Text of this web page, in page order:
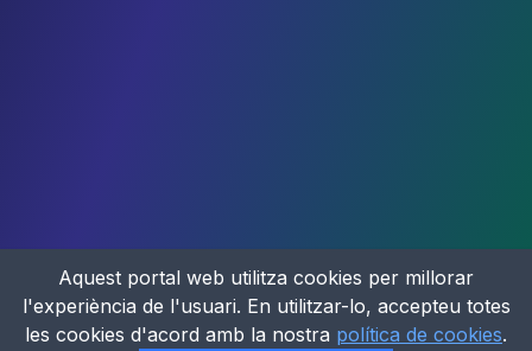
Aquest portal web utilitza cookies per millorar
l'experiència de l'usuari. En utilitzar-lo, accepteu totes
les cookies d'acord amb la nostra política de cookies.